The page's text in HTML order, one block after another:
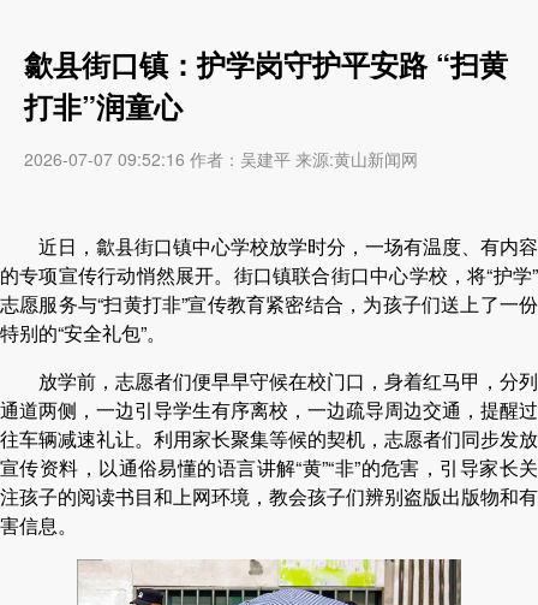
歙县街口镇：护学岗守护平安路 “扫黄
打非”润童心
2026-07-07 09:52:16 作者：吴建平 来源:黄山新闻网
近日，歙县街口镇中心学校放学时分，一场有温度、有内容
的专项宣传行动悄然展开。街口镇联合街口中心学校，将“护学”
志愿服务与“扫黄打非”宣传教育紧密结合，为孩子们送上了一份
特别的“安全礼包”。
放学前，志愿者们便早早守候在校门口，身着红马甲，分列
通道两侧，一边引导学生有序离校，一边疏导周边交通，提醒过
往车辆减速礼让。利用家长聚集等候的契机，志愿者们同步发放
宣传资料，以通俗易懂的语言讲解“黄”“非”的危害，引导家长关
注孩子的阅读书目和上网环境，教会孩子们辨别盗版出版物和有
害信息。